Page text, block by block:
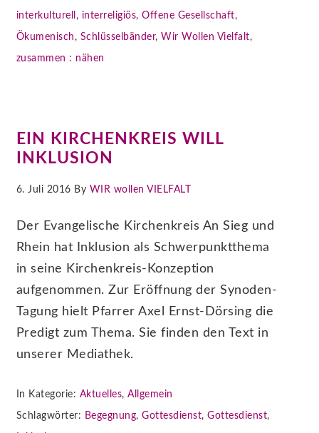
interkulturell , interreligiös, Offene Gesellschaft,
Ökumenisch , Schlüsselbänder, Wir Wollen Vielfalt,
zusammen : nähen
EIN KIRCHENKREIS WILL
INKLUSION
6. Juli 2016 By WIR wollen VIELFALT
Der Evangelische Kirchenkreis An Sieg und
Rhein hat Inklusion als Schwerpunktthema
in seine Kirchenkreis-Konzeption
aufgenommen. Zur Eröffnung der Synoden-
Tagung hielt Pfarrer Axel Ernst-Dörsing die
Predigt zum Thema. Sie finden den Text in
unserer Mediathek.
In Kategorie: Aktuelles, Allgemein
Schlagwörter: Begegnung, Gottesdienst, Gottesdienst,